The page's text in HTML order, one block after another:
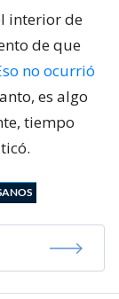
interior de
de que
no ocurrió
es algo
tiempo